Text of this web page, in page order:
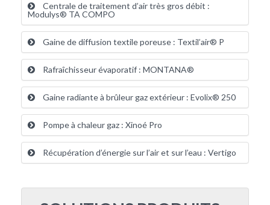
Centrale de traitement d’air très gros débit :
Modulys® TA COMPO
Gaine de diffusion textile poreuse : Textil’air® P
Rafraîchisseur évaporatif : MONTANA®
Gaine radiante à brûleur gaz extérieur : Evolix® 250
Pompe à chaleur gaz : Xinoé Pro
Récupération d’énergie sur l’air et sur l’eau : Vertigo